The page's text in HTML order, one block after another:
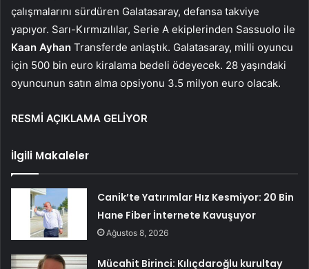
çalışmalarını sürdüren Galatasaray, defansa takviye
yapıyor. Sarı-Kırmızılılar, Serie A ekiplerinden Sassuolo ile
Kaan Ayhan Transferde anlaştık. Galatasaray, milli oyuncu
için 500 bin euro kiralama bedeli ödeyecek. 28 yaşındaki
oyuncunun satın alma opsiyonu 3.5 milyon euro olacak.
RESMİ AÇIKLAMA GELİYOR
İlgili Makaleler
Canik’te Yatırımlar Hız Kesmiyor: 20 Bin
Hane Fiber İnternete Kavuşuyor
Ağustos 8, 2026
Mücahit Birinci: Kılıçdaroğlu kurultay